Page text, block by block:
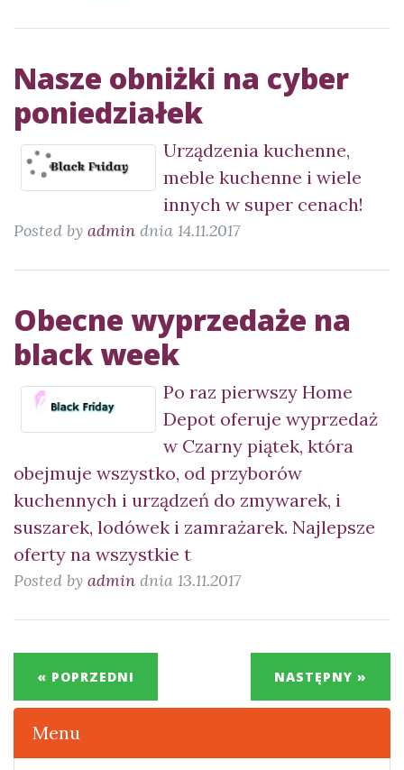
Nasze obniżki na cyber
poniedziałek
Urządzenia kuchenne,
meble kuchenne i wiele
innych w super cenach!
Posted by admin dnia 14.11.2017
Obecne wyprzedaże na
black week
Po raz pierwszy Home
Depot oferuje wyprzedaż
w Czarny piątek, która
obejmuje wszystko, od przyborów
kuchennych i urządzeń do zmywarek, i
suszarek, lodówek i zamrażarek. Najlepsze
oferty na wszystkie t
Posted by admin dnia 13.11.2017
« POPRZEDNI NASTĘPNY »
Menu